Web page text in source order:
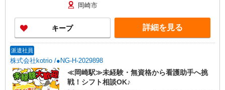
岡崎市
キープ 詳細を見る
派遣社員
株式会社kotrio /●NG-H-2029898
≪岡崎駅≫未経験・無資格から看護助手へ挑
戦！シフト相談OK♪